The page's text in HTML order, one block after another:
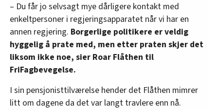
– Du får jo selvsagt mye dårligere kontakt med
enkeltpersoner i regjeringsapparatet når vi har en
annen regjering. Borgerlige politikere er veldig
hyggelig å prate med, men etter praten skjer det
liksom ikke noe, sier Roar Flåthen til
FriFagbevegelse.
I sin pensjonisttilværelse hender det Flåthen mimrer
litt om dagene da det var langt travlere enn nå.